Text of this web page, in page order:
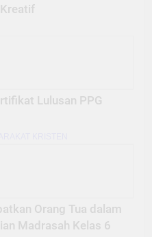
Lulusan PPG
Orang Tua dalam
Madrasah Kelas 6